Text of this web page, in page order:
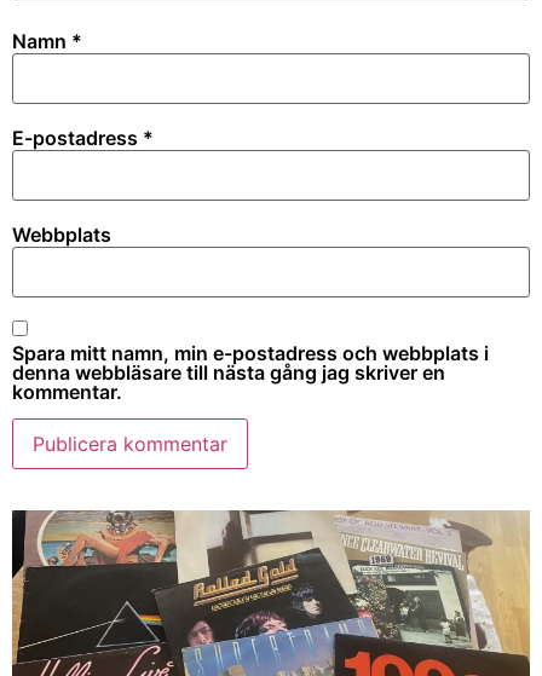
Namn *
E-postadress *
Webbplats
Spara mitt namn, min e-postadress och webbplats i
denna webbläsare till nästa gång jag skriver en
kommentar.